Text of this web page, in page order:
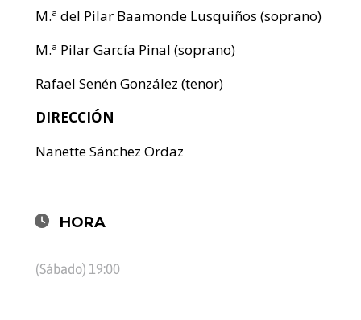
M.ª del Pilar Baamonde Lusquiños (soprano)
M.ª Pilar García Pinal (soprano)
Rafael Senén González (tenor)
DIRECCIÓN
Nanette Sánchez Ordaz
HORA
(Sábado) 19:00